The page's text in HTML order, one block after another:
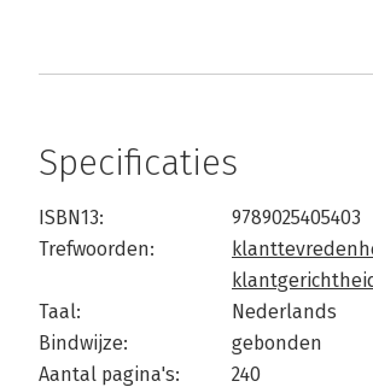
Specificaties
ISBN13:
9789025405403
Trefwoorden:
Taal:
Nederlands
Bindwijze:
gebonden
Aantal pagina's:
240